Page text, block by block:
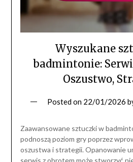
Wyszukane
badmintonie:
Oszustwo,
Posted on 22/01/2026
Zaawansowane sztuczki w
podnoszą poziom gry poprzez
oszustwa i strategii. Opanowanie